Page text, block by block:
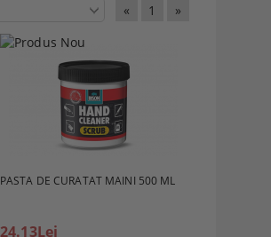
« 1 »
PASTA DE CURATAT MAINI 500 ML
24.13Lei